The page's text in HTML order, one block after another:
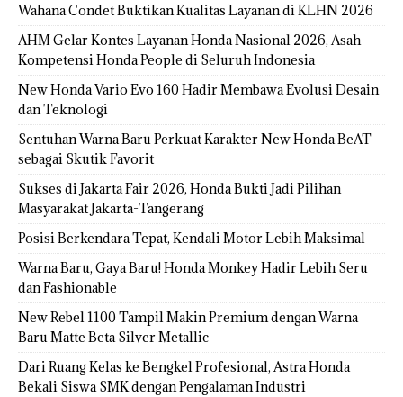
Wahana Condet Buktikan Kualitas Layanan di KLHN 2026
AHM Gelar Kontes Layanan Honda Nasional 2026, Asah
Kompetensi Honda People di Seluruh Indonesia
New Honda Vario Evo 160 Hadir Membawa Evolusi Desain
dan Teknologi
Sentuhan Warna Baru Perkuat Karakter New Honda BeAT
sebagai Skutik Favorit
Sukses di Jakarta Fair 2026, Honda Bukti Jadi Pilihan
Masyarakat Jakarta-Tangerang
Posisi Berkendara Tepat, Kendali Motor Lebih Maksimal
Warna Baru, Gaya Baru! Honda Monkey Hadir Lebih Seru
dan Fashionable
New Rebel 1100 Tampil Makin Premium dengan Warna
Baru Matte Beta Silver Metallic
Dari Ruang Kelas ke Bengkel Profesional, Astra Honda
Bekali Siswa SMK dengan Pengalaman Industri